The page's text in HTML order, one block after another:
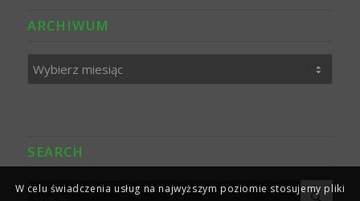
ARCHIWUM
SEARCH
W celu świadczenia usług na najwyższym poziomie stosujemy pliki